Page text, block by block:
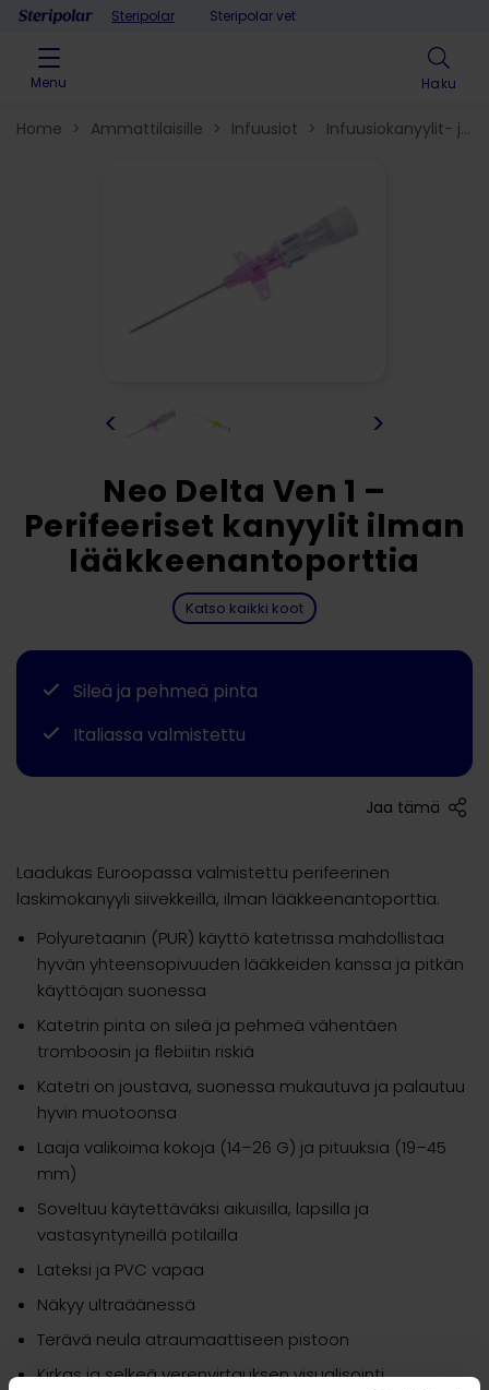
Skip to contentSteripolar Steripolar vet
Menu Haku
Home > Ammattilaisille > Infuusiot > Infuusiokanyylit- ja
Laadukas Euroopassa valmistettu perifeerinen
laskimokanyyli siivekkeillä, ilman lääkkeenantoporttia.
Polyuretaanin (PUR) käyttö katetrissa mahdollistaa
hyvän yhteensopivuuden lääkkeiden kanssa ja pitkän
käyttöajan suonessa
Katetrin pinta on sileä ja pehmeä vähentäen
tromboosin ja flebiitin riskiä
Katetri on joustava, suonessa mukautuva ja palautuu
hyvin muotoonsa
Laaja valikoima kokoja (14–26 G) ja pituuksia (19–45
mm)
Soveltuu käytettäväksi aikuisilla, lapsilla ja
vastasyntyneillä potilailla
Lateksi ja PVC vapaa
Näkyy ultraäänessä
Terävä neula atraumaattiseen pistoon
Kirkas ja selkeä verenvirtauksen visualisointi
>
<
Neo Delta Ven 1 –
Perifeeriset kanyylit ilman
lääkkeenantoporttia
Katso kaikki koot
Sileä ja pehmeä pinta
Italiassa valmistettu
Jaa tämä